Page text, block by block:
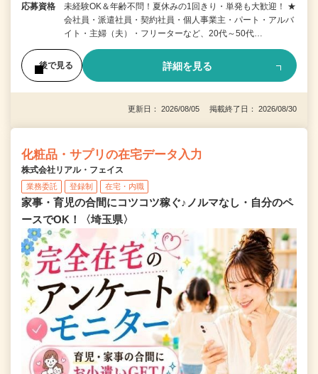
応募資格
未経験OK＆年齢不問！夏休みの1回きり・単発も大歓迎！ ★
会社員・派遣社員・契約社員・個人事業主・パート・アルバ
イト・主婦（夫）・フリーターなど、20代～50代…
後で見る 詳細を見る
更新日： 2026/08/05 掲載終了日： 2026/08/30
化粧品・サプリの在宅データ入力
株式会社リアル・フェイス
業務委託 登録制 在宅・内職
家事・育児の合間にコツコツ稼ぐ♪ノルマなし・自分のペ
ースでOK！〈埼玉県〉